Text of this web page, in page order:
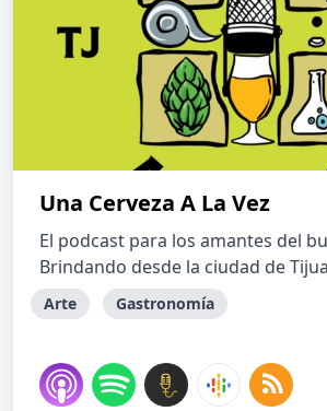
Una Cerveza A La Vez
El podcast para los amantes del
Brindando desde la ciudad de
Arte Gastronomía